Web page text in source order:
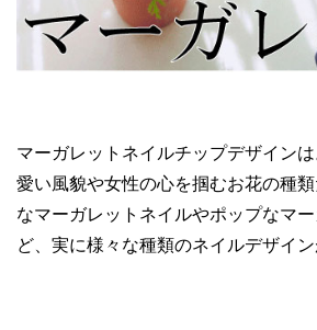
マーガレットネイルチップデザイン
愛い風貌や女性の心を掴むお花の種
なマーガレットネイルやポップなマ
ど、実に様々な種類のネイルデザイン